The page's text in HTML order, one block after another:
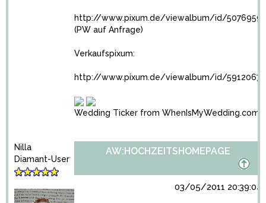
http://www.pixum.de/viewalbum/id/5076959
(PW auf Anfrage)
Verkaufspixum:
http://www.pixum.de/viewalbum/id/5912067
Wedding Ticker from WhenIsMyWedding.com
Nilla
Diamant-User
AW:HOCHZEITSHOMEPAGE
03/05/2011 20:39:04